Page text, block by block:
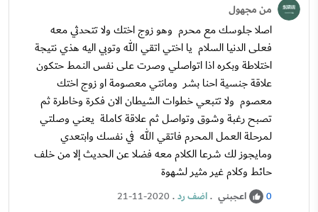
من مجهول
اصلا جلوسك مع محرم وهو زوج اختك ولا تتحدثي معه
فعلى الدنيا السلام يا اختي اتقي الله وتوبي اليه هذي نتيجة
اختلاطة وبكره اذا اتواصلي وصرت على نفس النمط حتكون
علاقة جنسية احنا بشر ومانتي معصومة او زوج اختك
معصوم ولا تتبعي خطوات الشيطان الان فكرة وخاطرة ثم
تصبح رغبة وشوق وتواصل ثم علاقة كاملة يعني وصلتي
لمرحلة العمل المحرم فاتقي الله في نفسك وابتعدي
ومايجوز لك شرعا الكلام معه فضلا عن الحديث إلا من خلف
حائط وكلام غير مثير لشهوة
0 اعجبني .اضف رد.
21-11-2020